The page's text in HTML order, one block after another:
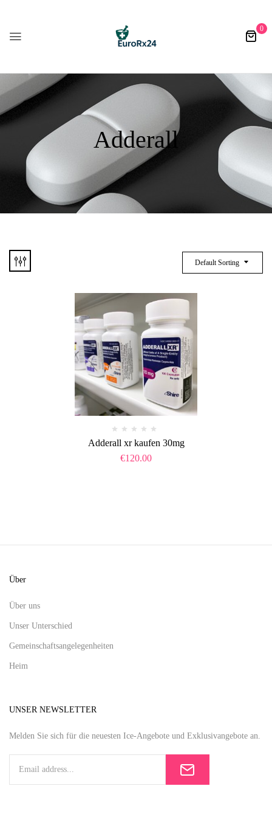
0
Adderall
Default Sorting
Adderall xr kaufen 30mg
€120.00
Über
Über uns
Unser Unterschied
Gemeinschaftsangelegenheiten
Heim
UNSER NEWSLETTER
Melden Sie sich für die neuesten Ice-Angebote und Exklusivangebote an.